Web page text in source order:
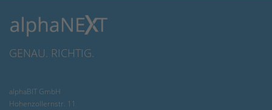
GENAU. RICHTIG.
alphaBIT GmbH
Hohenzollernstr. 11